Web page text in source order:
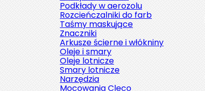
Podkłady w aerozolu
Rozcieńczalniki do farb
Taśmy maskujące
Znaczniki
Arkusze ścierne i włókniny
Oleje i smary
Oleje lotnicze
Smary lotnicze
Narzędzia
Mocowania Cleco